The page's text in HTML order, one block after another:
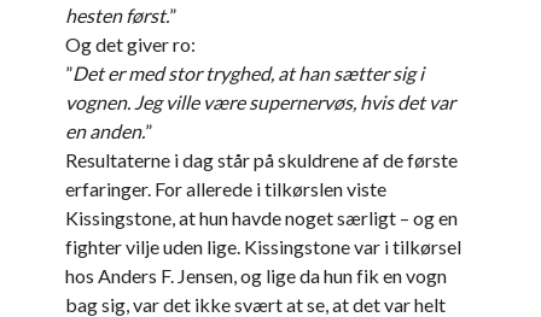
hesten først.”
Og det giver ro:
”Det er med stor tryghed, at han sætter sig i
vognen. Jeg ville være supernervøs, hvis det var
en anden.”
Resultaterne i dag står på skuldrene af de første
erfaringer. For allerede i tilkørslen viste
Kissingstone, at hun havde noget særligt – og en
fighter vilje uden lige. Kissingstone var i tilkørsel
hos Anders F. Jensen, og lige da hun fik en vogn
bag sig, var det ikke svært at se, at det var helt